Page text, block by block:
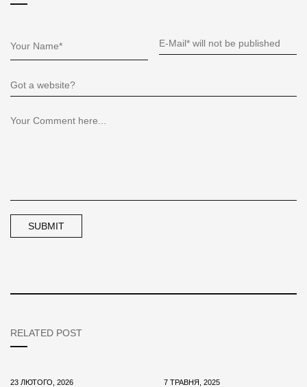
RELATED POST
23 ЛЮТОГО, 2026 7 ТРАВНЯ, 2025